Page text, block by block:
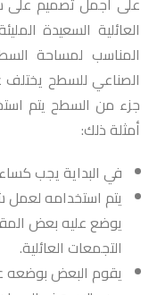
العائلية السعيدة
المناسب لمساحة
الصناعي للسطح يختلف
جزء من السطح يتم
أمثلة ذلك:
في البداية يجب
يتم استخدامه
يوضع عليه بعض
التجمعات العائلية.
يقوم البعض بوضعه